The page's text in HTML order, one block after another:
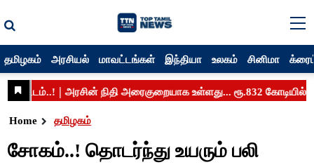
தமிழகம் அரசியல் மாவட்டங்கள் இந்தியா உலகம் சினிமா
Home தமிழகம்
சோகம்..! தொடர்ந்து உயரும் பலி